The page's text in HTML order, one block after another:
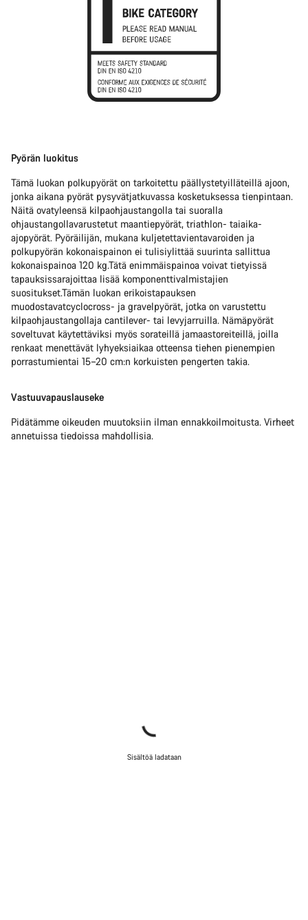
Pyörän luokitus
Tämä luokan polkupyörät on tarkoitettu päällystetyilläteillä ajoon,
jonka aikana pyörät pysyvätjatkuvassa kosketuksessa tienpintaan.
Näitä ovatyleensä kilpaohjaustangolla tai suoralla
ohjaustangollavarustetut maantiepyörät, triathlon- taiaika-
ajopyörät. Pyöräilijän, mukana kuljetettavientavaroiden ja
polkupyörän kokonaispainon ei tulisiylittää suurinta sallittua
kokonaispainoa 120 kg.Tätä enimmäispainoa voivat tietyissä
tapauksissarajoittaa lisää komponenttivalmistajien
suositukset.Tämän luokan erikoistapauksen
muodostavatcyclocross- ja gravelpyörät, jotka on varustettu
kilpaohjaustangollaja cantilever- tai levyjarruilla. Nämäpyörät
soveltuvat käytettäviksi myös sorateillä jamaastoreiteillä, joilla
renkaat menettävät lyhyeksiaikaa otteensa tiehen pienempien
porrastumientai 15–20 cm:n korkuisten pengerten takia.
Vastuuvapauslauseke
Pidätämme oikeuden muutoksiin ilman ennakkoilmoitusta. Virheet
annetuissa tiedoissa mahdollisia.
Sisältöä ladataan